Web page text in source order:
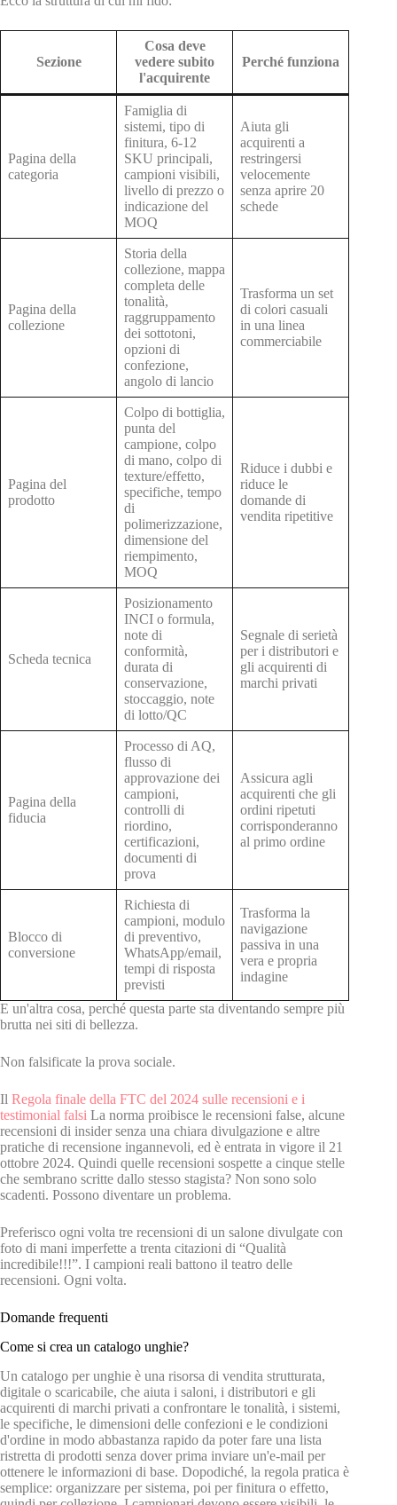
Sezione
Cosa deve
vedere subito
l'acquirente
Perché funziona
Pagina della
categoria
Famiglia di
sistemi, tipo di
finitura, 6-12
SKU principali,
campioni visibili,
livello di prezzo o
indicazione del
MOQ
Aiuta gli
acquirenti a
restringersi
velocemente
senza aprire 20
schede
Pagina della
collezione
Storia della
collezione, mappa
completa delle
tonalità,
raggruppamento
dei sottotoni,
opzioni di
confezione,
angolo di lancio
Trasforma un set
di colori casuali
in una linea
commerciabile
Pagina del
prodotto
Colpo di bottiglia,
punta del
campione, colpo
di mano, colpo di
texture/effetto,
specifiche, tempo
di
polimerizzazione,
dimensione del
riempimento,
MOQ
Riduce i dubbi e
riduce le
domande di
vendita ripetitive
Scheda tecnica
Posizionamento
INCI o formula,
note di
conformità,
durata di
conservazione,
stoccaggio, note
di lotto/QC
Segnale di serietà
per i distributori e
gli acquirenti di
marchi privati
Pagina della
fiducia
Processo di AQ,
flusso di
approvazione dei
campioni,
controlli di
riordino,
certificazioni,
documenti di
prova
Assicura agli
acquirenti che gli
ordini ripetuti
corrisponderanno
al primo ordine
Blocco di
conversione
Richiesta di
campioni, modulo
di preventivo,
WhatsApp/email,
tempi di risposta
previsti
Trasforma la
navigazione
passiva in una
vera e propria
indagine
E un'altra cosa, perché questa parte sta diventando sempre più
brutta nei siti di bellezza.
Non falsificate la prova sociale.
Il Regola finale della FTC del 2024 sulle recensioni e i
testimonial falsi La norma proibisce le recensioni false, alcune
recensioni di insider senza una chiara divulgazione e altre
pratiche di recensione ingannevoli, ed è entrata in vigore il 21
ottobre 2024. Quindi quelle recensioni sospette a cinque stelle
che sembrano scritte dallo stesso stagista? Non sono solo
scadenti. Possono diventare un problema.
Preferisco ogni volta tre recensioni di un salone divulgate con
foto di mani imperfette a trenta citazioni di “Qualità
incredibile!!!”. I campioni reali battono il teatro delle
recensioni. Ogni volta.
Domande frequenti
Come si crea un catalogo unghie?
Un catalogo per unghie è una risorsa di vendita strutturata,
digitale o scaricabile, che aiuta i saloni, i distributori e gli
acquirenti di marchi privati a confrontare le tonalità, i sistemi,
le specifiche, le dimensioni delle confezioni e le condizioni
d'ordine in modo abbastanza rapido da poter fare una lista
ristretta di prodotti senza dover prima inviare un'e-mail per
ottenere le informazioni di base. Dopodiché, la regola pratica è
semplice: organizzare per sistema, poi per finitura o effetto,